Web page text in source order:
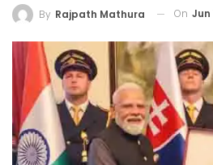
By Rajpath Mathura On Jun